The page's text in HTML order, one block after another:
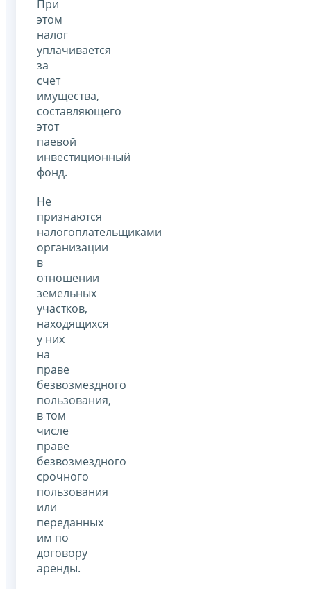
При
этом
налог
уплачивается
за
счет
имущества,
составляющего
этот
паевой
инвестиционный
фонд.
Не
признаются
налогоплательщиками
организации
в
отношении
земельных
участков,
находящихся
у них
на
праве
безвозмездного
пользования,
в том
числе
праве
безвозмездного
срочного
пользования
или
переданных
им по
договору
аренды.